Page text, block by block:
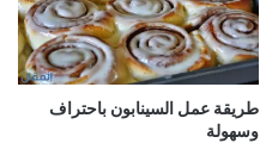
طريقة عمل السينابون باحتراف
وسهولة